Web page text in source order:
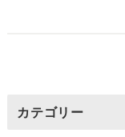
カテゴリー